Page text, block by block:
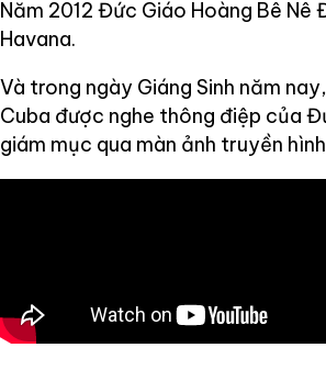
Năm 2012 Đức Giáo Hoàng Bê Nê
Havana.
Và trong ngày Giáng Sinh năm
Cuba được nghe thông điệp của
giám mục qua màn ảnh truyền